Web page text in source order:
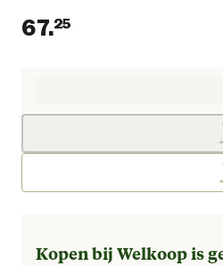
67.25
Kopen bij Welkoop is